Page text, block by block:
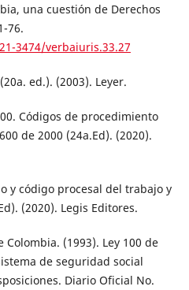
una cuestión de Derechos
76.
3474/verbaiuris.33.27
ed.). (2003). Leyer.
Códigos de procedimiento
de 2000 (24a.Ed). (2020).
y código procesal del trabajo y
(2020). Legis Editores.
(1993). Ley 100 de
de seguridad social
Diario Oficial No.